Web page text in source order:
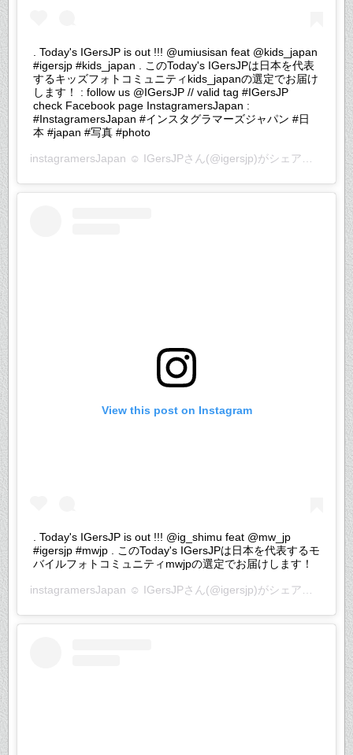
. Today's IGersJP is out !!! @umiusisan feat @kids_japan
#igersjp #kids_japan . このToday's IGersJPは日本を代表
するキッズフォトコミュニティkids_japanの選定でお届け
します！ : follow us @IGersJP // valid tag #IGersJP
check Facebook page InstagramersJapan :
#InstagramersJapan #インスタグラマーズジャパン #日
本 #japan #写真 #photo
instagramersJapan ☺︎ IGersJPさん(@igersjp)がシェアした投稿 –
View this post on Instagram
. Today's IGersJP is out !!! @ig_shimu feat @mw_jp
#igersjp #mwjp . このToday's IGersJPは日本を代表するモ
バイルフォトコミュニティmwjpの選定でお届けします！
instagramersJapan ☺︎ IGersJPさん(@igersjp)がシェアした投稿 –